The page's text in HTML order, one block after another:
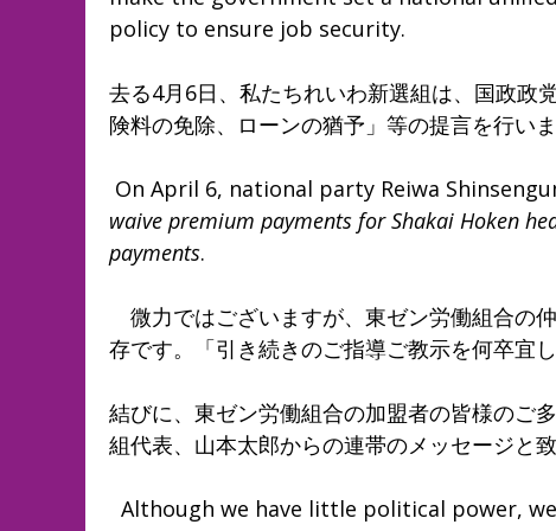
policy to ensure job security.
去る4月6日、私たちれいわ新選組は、国政政
険料の免除、ローンの猶予」等の提言を行い
On April 6, national party Reiwa
waive premium payments for Shakai Hoken
payments.
微力ではございますが、東ゼン労働組合の
存です。「引き続きのご指導ご教示を何卒宜
結びに、東ゼン労働組合の加盟者の皆様のご
組代表、山本太郎からの連帯のメッセージと
Although we have little political power,